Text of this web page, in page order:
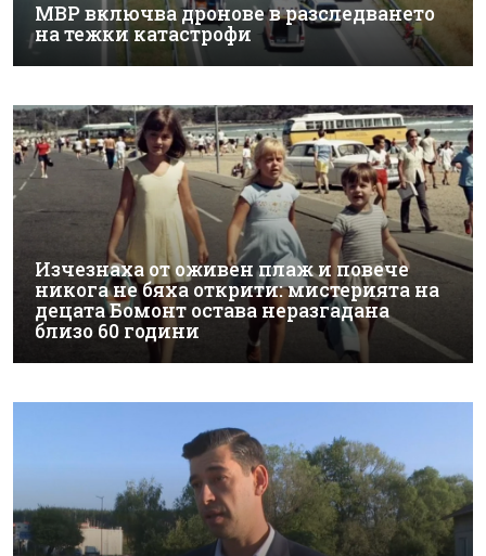
МВР включва дронове в разследването
на тежки катастрофи
Изчезнаха от оживен плаж и повече
никога не бяха открити: мистерията на
децата Бомонт остава неразгадана
близо 60 години